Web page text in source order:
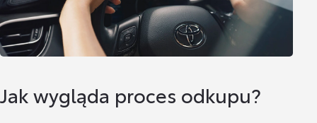
Jak wygląda proces odkupu?